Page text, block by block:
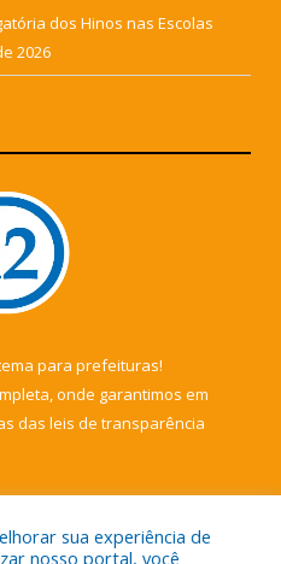
dos Hinos nas Escolas
2026
para prefeituras!
onde garantimos em
das leis de transparência
sua experiência de
nosso portal, você